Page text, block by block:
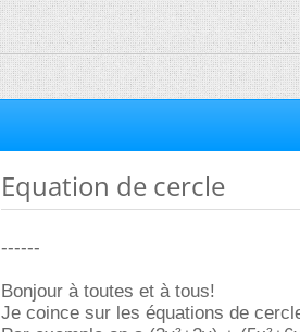
Equation de cercle
------
Bonjour à toutes et à tous!
Je coince sur les équations de